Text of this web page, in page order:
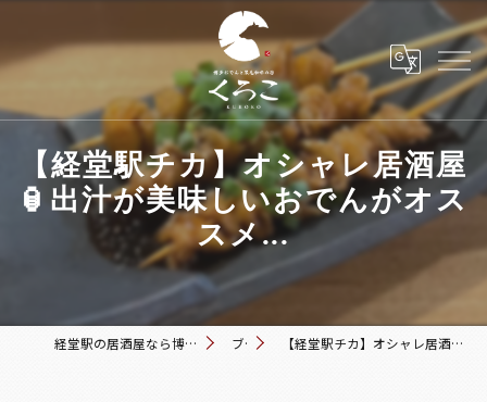
【経堂駅チカ】オシャレ居酒屋
🏮出汁が美味しいおでんがオス
スメ...
経堂駅の居酒屋なら博多おでんと黒毛和牛の店 くろこ ブログ 【経堂駅チカ】オシャレ居酒屋🏮出汁が美味しいおでんがオススメ...